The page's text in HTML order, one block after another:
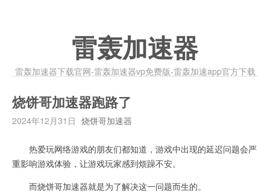
雷轰加速器
雷轰加速器下载官网-雷轰加速器vp免费版-雷轰加速app官方下载
烧饼哥加速器跑路了
2024年12月31日 烧饼哥加速器
热爱玩网络游戏的朋友们都知道，游戏中出现的延迟问题会严
重影响游戏体验，让游戏玩家感到烦躁不安。
而烧饼哥加速器就是为了解决这一问题而生的。